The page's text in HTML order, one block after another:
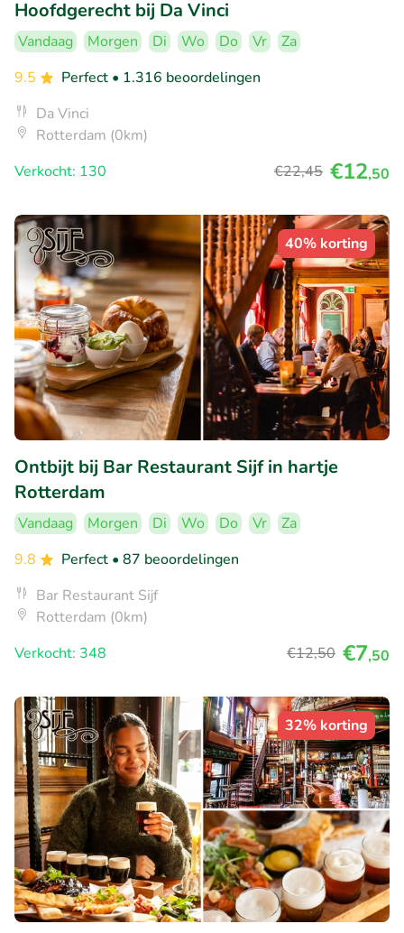
Hoofdgerecht bij Da Vinci
Vandaag Morgen Di Wo Do Vr
Za
9.5
Perfect • 1.316 beoordelingen
Da Vinci
Rotterdam (0km)
Verkocht: 130
€22,45 €12,50
40% korting
Ontbijt bij Bar Restaurant Sijf in hartje
Rotterdam
Vandaag Morgen Di Wo Do Vr
Za
9.8
Perfect • 87 beoordelingen
Bar Restaurant Sijf
Rotterdam (0km)
Verkocht: 348
€12,50 €7,50
32% korting